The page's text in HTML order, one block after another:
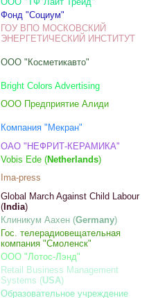
Фонд "Социум"
ГОУ ВПО МОСКОВСКИЙ
ЭНЕРГЕТИЧЕСКИЙ ИНСТИТУТ
ООО "Косметикавто"
Bright Colors Advertising
ООО Предприятие Алиди
Компания "Мекран"
ОАО "НЕФРИТ-КЕРАМИКА"
Vobis Ede (Netherlands)
Ima-press
Global March Against Child Labour
( India)
Клиникум Аахен (Germany)
Гос. телерадиовещательная
компания "Смоленск"
ООО "Лотос-Лэнд"
Retail Business Management
Systems (USA)
Образовательное учреждение